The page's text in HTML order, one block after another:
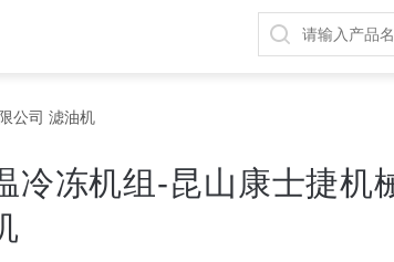
公司 滤油机
冷冻机组-昆山康士捷机